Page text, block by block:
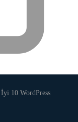
10 WordPress